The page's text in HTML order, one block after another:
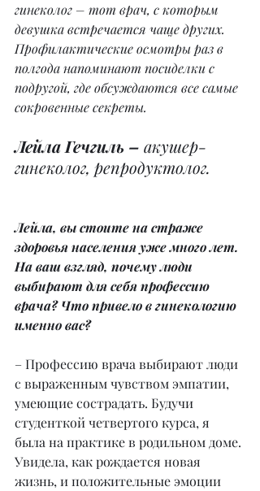
гинеколог – тот врач, с которым
девушка встречается чаще других.
Профилактические осмотры раз в
полгода напоминают посиделки с
подругой, где обсуждаются все самые
сокровенные секреты.
Лейла Гечгиль – акушер-
гинеколог, репродуктолог.
Лейла, вы стоите на страже
здоровья населения уже много лет.
На ваш взгляд, почему люди
выбирают для себя профессию
врача? Что привело в гинекологию
именно вас?
– Профессию врача выбирают люди
с выраженным чувством эмпатии,
умеющие сострадать. Будучи
студенткой четвертого курса, я
была на практике в родильном доме.
Увидела, как рождается новая
жизнь, и положительные эмоции